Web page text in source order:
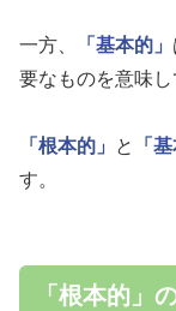
一方、 「基本的」
要なものを意味し
「根本的」 と 「
す。
「根本的」